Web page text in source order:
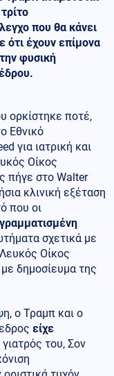
που θα κάνει
ότι έχουν επίμονα
φυσική
ορκίστηκε ποτέ,
Εθνικό
για ιατρική και
Οίκος
πήγε στο Walter
κλινική εξέταση
που οι
σχετικά με
Οίκος
δημοσίευμα της
ο Τραμπ και ο
είχε
του, Σον